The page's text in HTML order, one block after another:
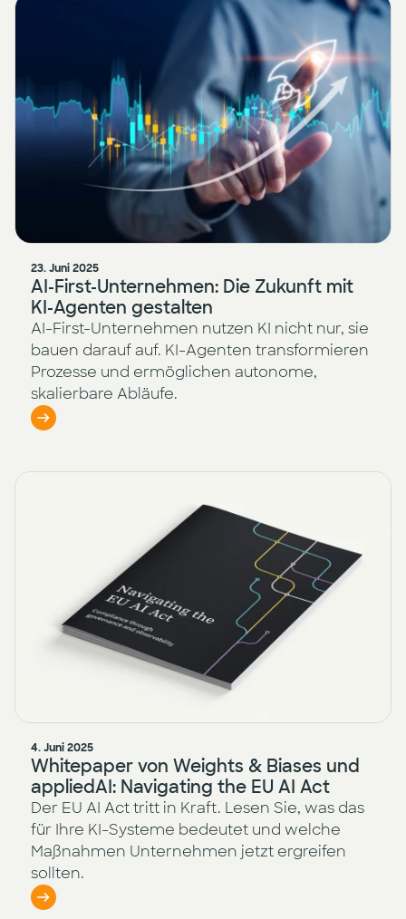
23. Juni 2025
AI-First-Unternehmen: Die Zukunft mit
KI-Agenten gestalten
AI-First-Unternehmen nutzen KI nicht nur, sie
bauen darauf auf. KI-Agenten transformieren
Prozesse und ermöglichen autonome,
skalierbare Abläufe.
4. Juni 2025
Whitepaper von Weights & Biases und
appliedAI: Navigating the EU AI Act
Der EU AI Act tritt in Kraft. Lesen Sie, was das
für Ihre KI-Systeme bedeutet und welche
Maßnahmen Unternehmen jetzt ergreifen
sollten.